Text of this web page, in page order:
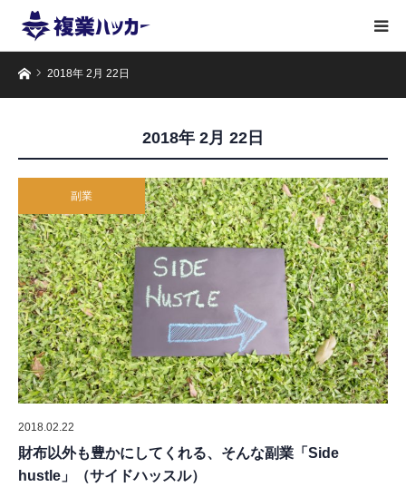
ホーム2018年 2月 22日
2018年 2月 22日
副業
2018.02.22
財布以外も豊かにしてくれる、そんな副業「Side
hustle」（サイドハッスル）